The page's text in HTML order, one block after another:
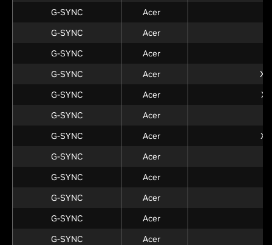
G-SYNC
Acer
G-SYNC
Acer
G-SYNC
Acer
G-SYNC
Acer
G-SYNC
Acer
G-SYNC
Acer
G-SYNC
Acer
G-SYNC
Acer
G-SYNC
Acer
G-SYNC
Acer
G-SYNC
Acer
G-SYNC
Acer